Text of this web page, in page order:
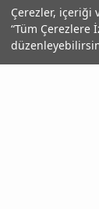
Çerezler, içeriği
“Tüm Çerezlere
© 2025